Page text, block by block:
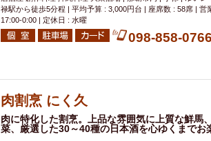
禄駅から徒歩5分程 | 平均予算 : 3,000円台 | 座席数 : 58席 | 営
17:00-0:00 | 定休日 : 水曜
098-858-0766
肉割烹 にく久
肉に特化した割烹。上品な雰囲気に上質な鮮馬
菜、厳選した30～40種の日本酒を心ゆくまでお